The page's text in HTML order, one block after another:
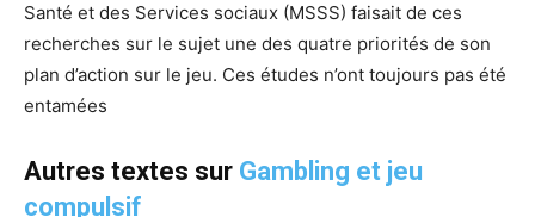
Santé et des Services sociaux (MSSS) faisait de ces
recherches sur le sujet une des quatre priorités de son
plan d’action sur le jeu. Ces études n’ont toujours pas été
entamées
Autres textes sur Gambling et jeu
compulsif